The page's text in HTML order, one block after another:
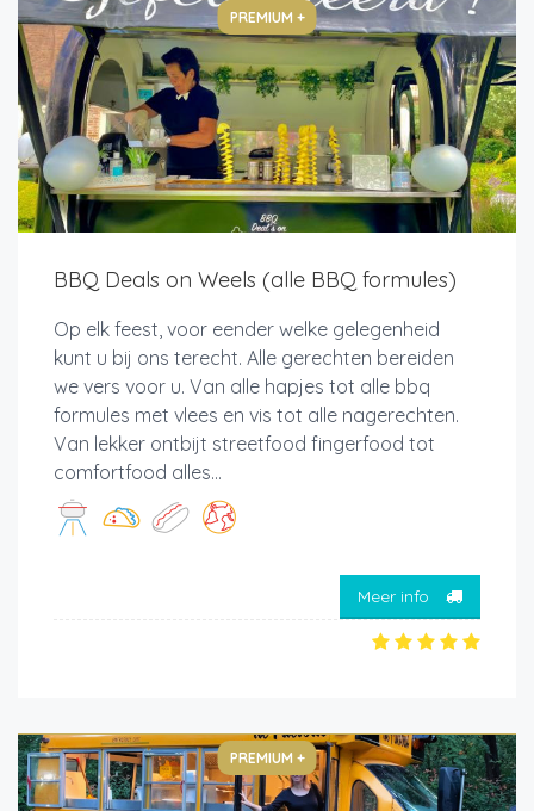
PREMIUM +
BBQ Deals on Weels (alle BBQ formules)
Op elk feest, voor eender welke gelegenheid
kunt u bij ons terecht. Alle gerechten bereiden
we vers voor u. Van alle hapjes tot alle bbq
formules met vlees en vis tot alle nagerechten.
Van lekker ontbijt streetfood fingerfood tot
comfortfood alles...
Meer info
PREMIUM +